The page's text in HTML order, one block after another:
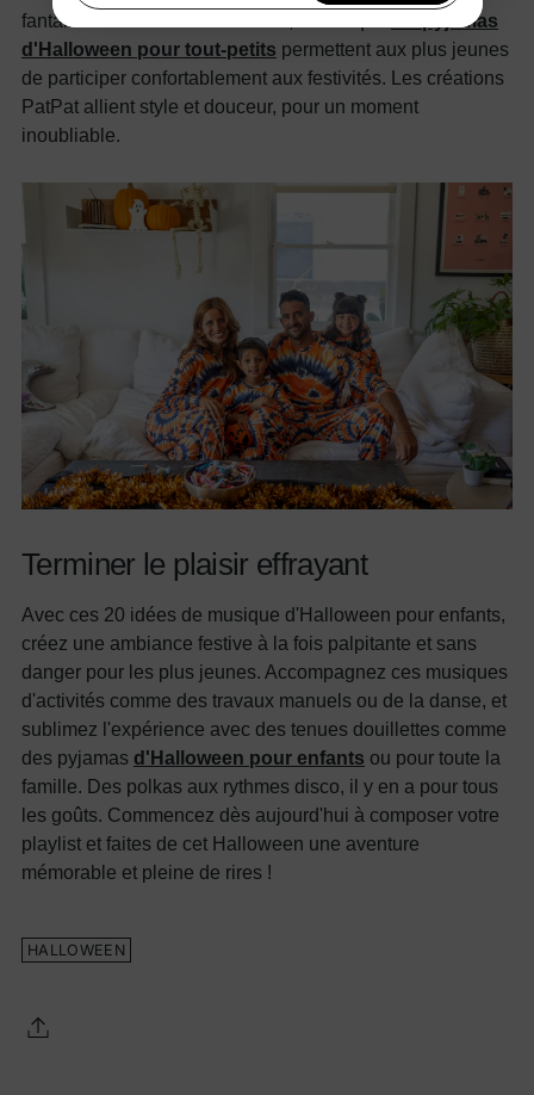
fantaisie aux soirées dansantes, tandis que
les pyjamas
d'Halloween pour tout-petits permettent aux plus jeunes
de participer confortablement aux festivités. Les créations
PatPat allient style et douceur, pour un moment
inoubliable.
Terminer le plaisir effrayant
Avec ces 20 idées de musique d'Halloween pour enfants,
créez une ambiance festive à la fois palpitante et sans
danger pour les plus jeunes. Accompagnez ces musiques
d'activités comme des travaux manuels ou de la danse, et
sublimez l'expérience avec des tenues douillettes comme
des pyjamas d'Halloween pour enfants ou pour toute la
famille. Des polkas aux rythmes disco, il y en a pour tous
les goûts. Commencez dès aujourd'hui à composer votre
playlist et faites de cet Halloween une aventure
mémorable et pleine de rires !
HALLOWEEN
En vous inscrivant, vous acceptez notre
Politique de
confidentialité